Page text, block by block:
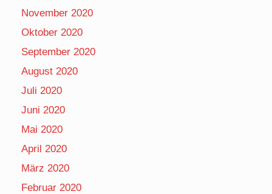
November 2020
Oktober 2020
September 2020
August 2020
Juli 2020
Juni 2020
Mai 2020
April 2020
März 2020
Februar 2020